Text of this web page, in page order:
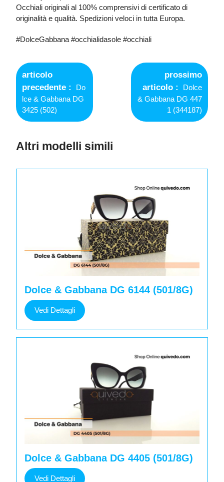
Occhiali originali al 100% comprensivi di certificato di
originalità e qualità. Spedizioni veloci in tutta Europa.
#DolceGabbana #occhialidasole #occhiali
Navigazione
articoli
articolo
precedente
Older
Posts
Do
lce & Gabbana DG
3425 (502)
prossimo
articolo
Newer
Posts
Dolce
& Gabbana DG 447
1 (344187)
Altri modelli simili
Dolce & Gabbana DG 6144 (501/8G)
Vedi DettagliVedi
Dettagli
Dolce & Gabbana DG 4405 (501/8G)
Vedi DettagliVedi